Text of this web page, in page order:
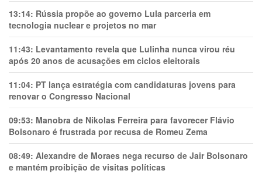
13:14: Rússia propõe ao governo Lula parceria em
tecnologia nuclear e projetos no mar
11:43: Levantamento revela que Lulinha nunca virou réu
após 20 anos de acusações em ciclos eleitorais
11:04: PT lança estratégia com candidaturas jovens para
renovar o Congresso Nacional
09:53: Manobra de Nikolas Ferreira para favorecer Flávio
Bolsonaro é frustrada por recusa de Romeu Zema
08:49: Alexandre de Moraes nega recurso de Jair Bolsonaro
e mantém proibição de visitas políticas